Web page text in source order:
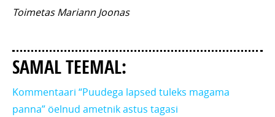
Toimetas Mariann Joonas
SAMAL TEEMAL:
Kommentaari “Puudega lapsed tuleks magama
panna” öelnud ametnik astus tagasi